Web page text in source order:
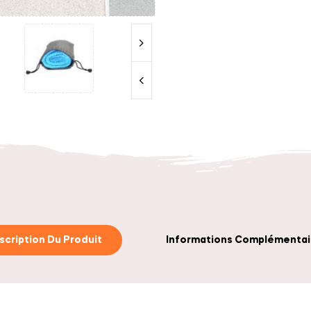
Du Produit Informations